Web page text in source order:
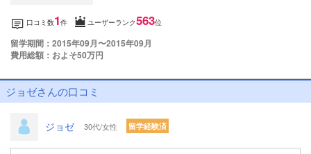
口コミ数1件 ユーザーランク563位
留学期間：2015年09月〜2015年09月
費用総額：およそ50万円
ジョゼさんの口コミ
ジョゼ 30代/女性 留学経験済